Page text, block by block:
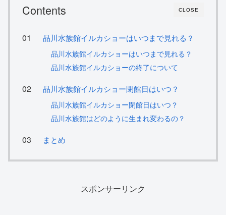
CLOSE
Contents
品川水族館イルカショーはいつまで見れる？
品川水族館イルカショーはいつまで見れる？
品川水族館イルカショーの終了について
品川水族館イルカショー閉館日はいつ？
品川水族館イルカショー閉館日はいつ？
品川水族館はどのように生まれ変わるの？
まとめ
スポンサーリンク